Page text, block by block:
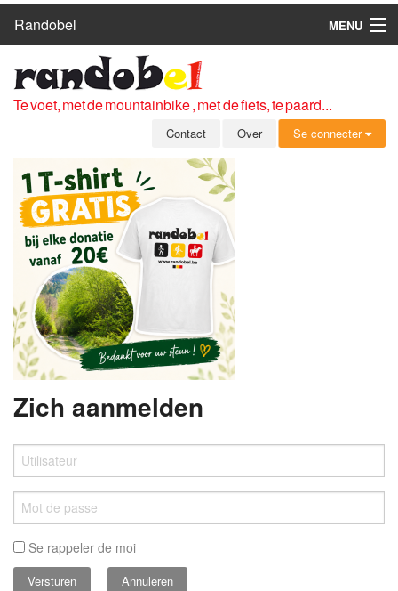
Randobel
MENU
ROUTES
CLUBS
OVER
LEDEN
ZICH AANMELDEN
GRATIS REGISTRATIE
WACHTWOORD VERGETEN
Te voet, met de mountainbike , met de fiets, te paard...
Contact Over Se connecter
Zich aanmelden
Se rappeler de moi
Annuleren